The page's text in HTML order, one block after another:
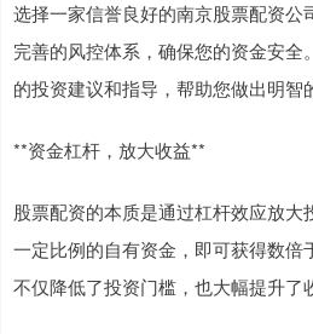
选择一家信誉良好的南京股票配资公
完善的风控体系，确保您的资金安全
的投资建议和指导，帮助您做出明智
**资金杠杆，放大收益**
股票配资的本质是通过杠杆效应放
一定比例的自有资金，即可获得数倍
不仅降低了投资门槛，也大幅提升了